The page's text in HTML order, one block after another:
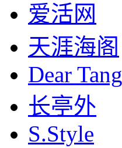
爱活网
天涯海阁
Dear Tang
长亭外
S.Style